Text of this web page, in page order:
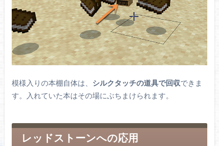
模様入りの本棚自体は、 シルクタッチの道具で回収できま
す。入れていた本はその場にぶちまけられます。
レッドストーンへの応用